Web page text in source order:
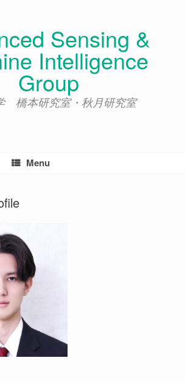
Sensing &
Intelligence
Group
橋本研究室・秋月研究室
Menu